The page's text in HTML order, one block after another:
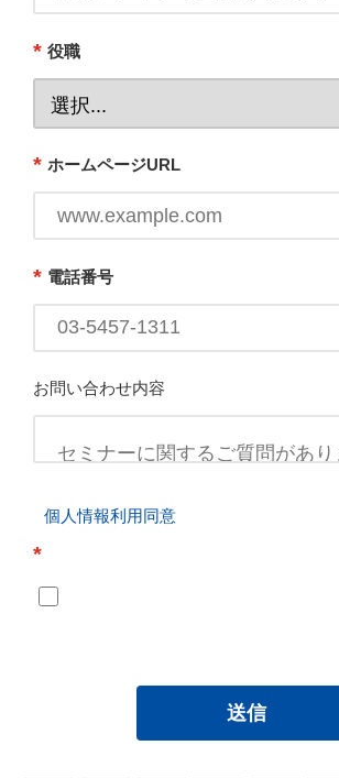
* 役職
* ホームページURL
* 電話番号
お問い合わせ内容
個人情報利用同意
*
送信